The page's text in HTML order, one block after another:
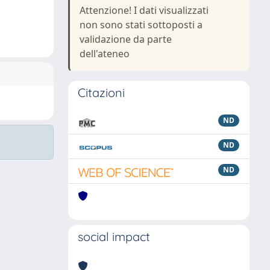
Attenzione! I dati visualizzati
non sono stati sottoposti a
validazione da parte
dell'ateneo
Citazioni
ND
ND
ND
social impact